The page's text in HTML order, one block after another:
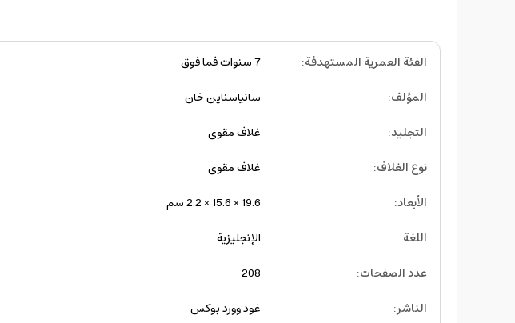
الفئة العمرية المستهدفة:
7 سنوات فما فوق
المؤلف:
سانياسناين خان
التجليد:
غلاف مقوى
نوع الغلاف:
غلاف مقوى
الأبعاد:
19.6 × 15.6 × 2.2 سم
اللغة:
الإنجليزية
عدد الصفحات:
208
الناشر:
غود وورد بوكس